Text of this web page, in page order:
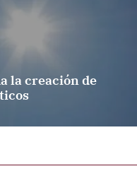
la creación de